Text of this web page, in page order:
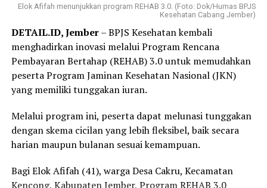
Elok Afifah menunjukkan program REHAB 3.0. (Foto: Dok/Humas BPJS
Kesehatan Cabang Jember)
DETAIL.ID, Jember– BPJS Kesehatan kembali
menghadirkan inovasi melalui Program Rencana
Pembayaran Bertahap (REHAB) 3.0 untuk memudahkan
peserta Program Jaminan Kesehatan Nasional (JKN)
yang memiliki tunggakan iuran.
Melalui program ini, peserta dapat melunasi tunggakan
dengan skema cicilan yang lebih fleksibel, baik secara
harian maupun bulanan sesuai kemampuan.
Bagi Elok Afifah (41), warga Desa Cakru, Kecamatan
Kencong, Kabupaten Jember, Program REHAB 3.0